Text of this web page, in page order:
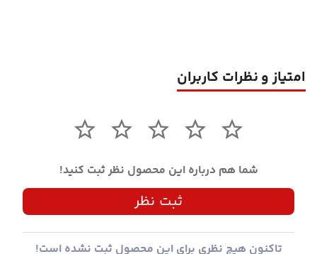
امتیاز و نظرات کاربران
شما هم درباره این محصول نظر ثبت کنید!
ثبت نظر
تاکنون هیچ نظری برای این محصول ثبت نشده است!